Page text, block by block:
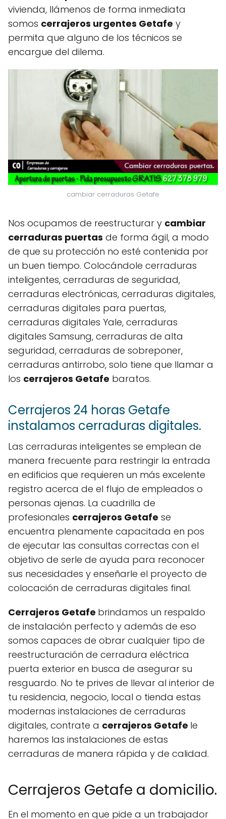
vivienda, llámenos de forma inmediata
somos cerrajeros urgentes Getafe y
permita que alguno de los técnicos se
encargue del dilema.
cambiar cerraduras Getafe
Nos ocupamos de reestructurar y cambiar
cerraduras puertas de forma ágil, a modo
de que su protección no esté contenida por
un buen tiempo. Colocándole cerraduras
inteligentes, cerraduras de seguridad,
cerraduras electrónicas, cerraduras digitales,
cerraduras digitales para puertas,
cerraduras digitales Yale, cerraduras
digitales Samsung, cerraduras de alta
seguridad, cerraduras de sobreponer,
cerraduras antirrobo, solo tiene que llamar a
los cerrajeros Getafe baratos.
Cerrajeros 24 horas Getafe
instalamos cerraduras digitales.
Las cerraduras inteligentes se emplean de
manera frecuente para restringir la entrada
en edificios que requieren un más excelente
registro acerca de el flujo de empleados o
personas ajenas. La cuadrilla de
profesionales cerrajeros Getafe se
encuentra plenamente capacitada en pos
de ejecutar las consultas correctas con el
objetivo de serle de ayuda para reconocer
sus necesidades y enseñarle el proyecto de
colocación de cerraduras digitales final.
Cerrajeros Getafe brindamos un respaldo
de instalación perfecto y además de eso
somos capaces de obrar cualquier tipo de
reestructuración de cerradura eléctrica
puerta exterior en busca de asegurar su
resguardo. No te prives de llevar al interior de
tu residencia, negocio, local o tienda estas
modernas instalaciones de cerraduras
digitales, contrate a cerrajeros Getafe le
haremos las instalaciones de estas
cerraduras de manera rápida y de calidad.
Cerrajeros Getafe a domicilio.
En el momento en que pide a un trabajador